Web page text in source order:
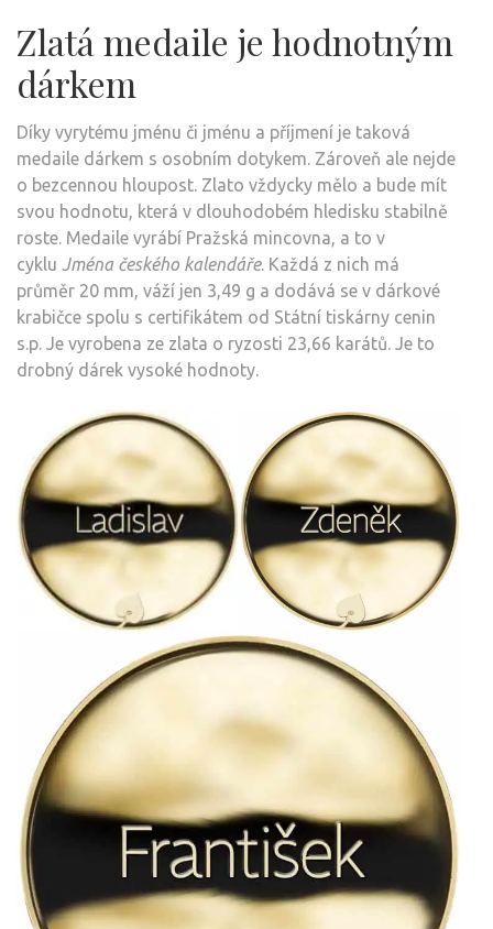
Zlatá medaile je hodnotným
dárkem
Díky vyrytému jménu či jménu a příjmení je taková
medaile dárkem s osobním dotykem. Zároveň ale nejde
o bezcennou hloupost. Zlato vždycky mělo a bude mít
svou hodnotu, která v dlouhodobém hledisku stabilně
roste. Medaile vyrábí Pražská mincovna, a to v
cyklu Jména českého kalendáře. Každá z nich má
průměr 20 mm, váží jen 3,49 g a dodává se v dárkové
krabičce spolu s certifikátem od Státní tiskárny cenin
s.p. Je vyrobena ze zlata o ryzosti 23,66 karátů. Je to
drobný dárek vysoké hodnoty.